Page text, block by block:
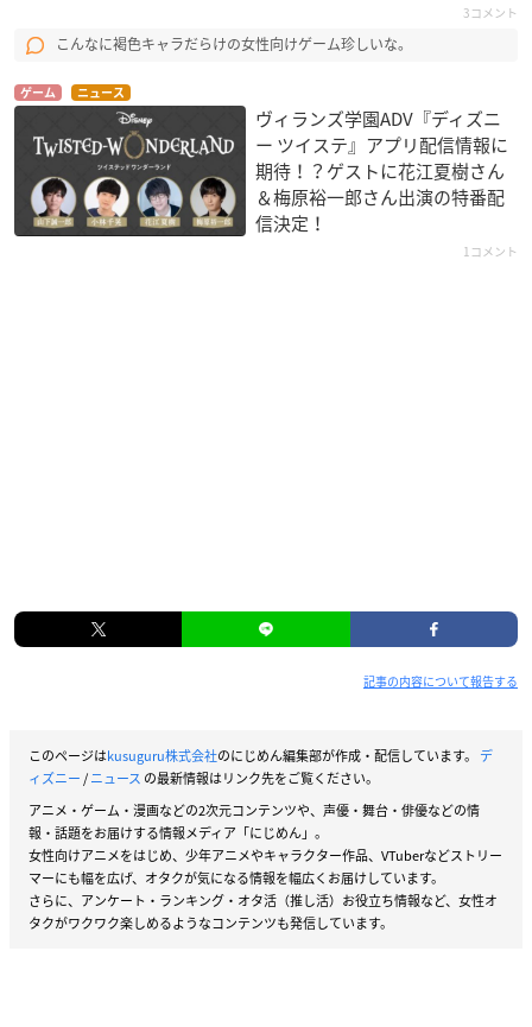
3コメント
こんなに褐色キャラだらけの女性向けゲーム珍しいな。
ゲーム ニュース
ヴィランズ学園ADV『ディズニ
ー ツイステ』アプリ配信情報に
期待！？ゲストに花江夏樹さん
＆梅原裕一郎さん出演の特番配
信決定！
1コメント
記事の内容について報告する
このページはkusuguru株式会社のにじめん編集部が作成・配信しています。 デ
ィズニー/ニュース の最新情報はリンク先をご覧ください。
アニメ・ゲーム・漫画などの2次元コンテンツや、声優・舞台・俳優などの情
報・話題をお届けする情報メディア「にじめん」。
女性向けアニメをはじめ、少年アニメやキャラクター作品、VTuberなどストリー
マーにも幅を広げ、オタクが気になる情報を幅広くお届けしています。
さらに、アンケート・ランキング・オタ活（推し活）お役立ち情報など、女性オ
タクがワクワク楽しめるようなコンテンツも発信しています。